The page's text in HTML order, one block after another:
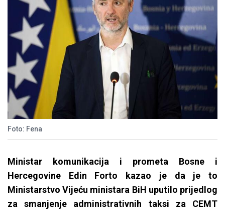
Foto: Fena
Ministar komunikacija i prometa Bosne i
Hercegovine Edin Forto kazao je da je to
Ministarstvo Vijeću ministara BiH uputilo prijedlog
za smanjenje administrativnih taksi za CEMT